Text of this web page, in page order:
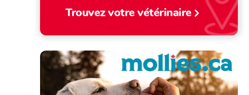
Trouvez votre vétérinaire